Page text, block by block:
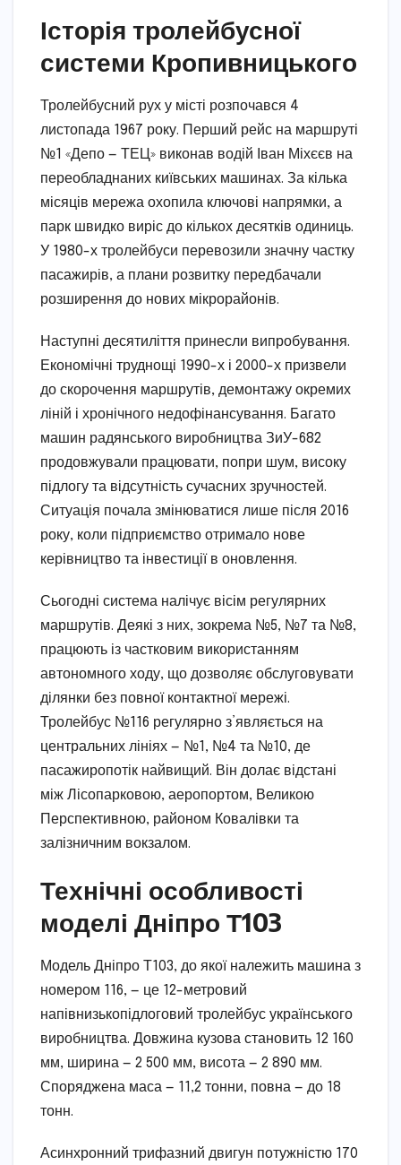
Історія тролейбусної
системи Кропивницького
Тролейбусний рух у місті розпочався 4
листопада 1967 року. Перший рейс на маршруті
№1 «Депо — ТЕЦ» виконав водій Іван Міхєєв на
переобладнаних київських машинах. За кілька
місяців мережа охопила ключові напрямки, а
парк швидко виріс до кількох десятків одиниць.
У 1980-х тролейбуси перевозили значну частку
пасажирів, а плани розвитку передбачали
розширення до нових мікрорайонів.
Наступні десятиліття принесли випробування.
Економічні труднощі 1990-х і 2000-х призвели
до скорочення маршрутів, демонтажу окремих
ліній і хронічного недофінансування. Багато
машин радянського виробництва ЗиУ-682
продовжували працювати, попри шум, високу
підлогу та відсутність сучасних зручностей.
Ситуація почала змінюватися лише після 2016
року, коли підприємство отримало нове
керівництво та інвестиції в оновлення.
Сьогодні система налічує вісім регулярних
маршрутів. Деякі з них, зокрема №5, №7 та №8,
працюють із частковим використанням
автономного ходу, що дозволяє обслуговувати
ділянки без повної контактної мережі.
Тролейбус №116 регулярно з’являється на
центральних лініях — №1, №4 та №10, де
пасажиропотік найвищий. Він долає відстані
між Лісопарковою, аеропортом, Великою
Перспективною, районом Ковалівки та
залізничним вокзалом.
Технічні особливості
моделі Дніпро Т103
Модель Дніпро Т103, до якої належить машина з
номером 116, — це 12-метровий
напівнизькопідлоговий тролейбус українського
виробництва. Довжина кузова становить 12 160
мм, ширина — 2 500 мм, висота — 2 890 мм.
Споряджена маса — 11,2 тонни, повна — до 18
тонн.
Асинхронний трифазний двигун потужністю 170